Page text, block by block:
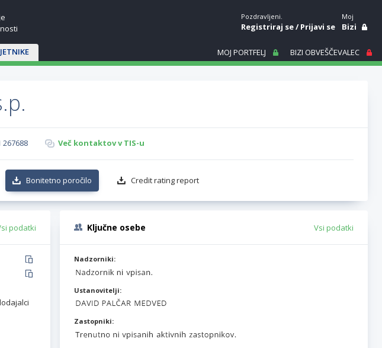
Pozdravljeni.
Registriraj se/Prijavi se
Moj
Bizi
MOJ PORTFELJ BIZI OBVEŠČEVALEC
267688 Več kontaktov v TIS-u
Bonitetno poročilo Credit rating report
podatki Ključne osebe Vsi podatki
Nadzorniki:
Ustanovitelji:
Zastopniki: